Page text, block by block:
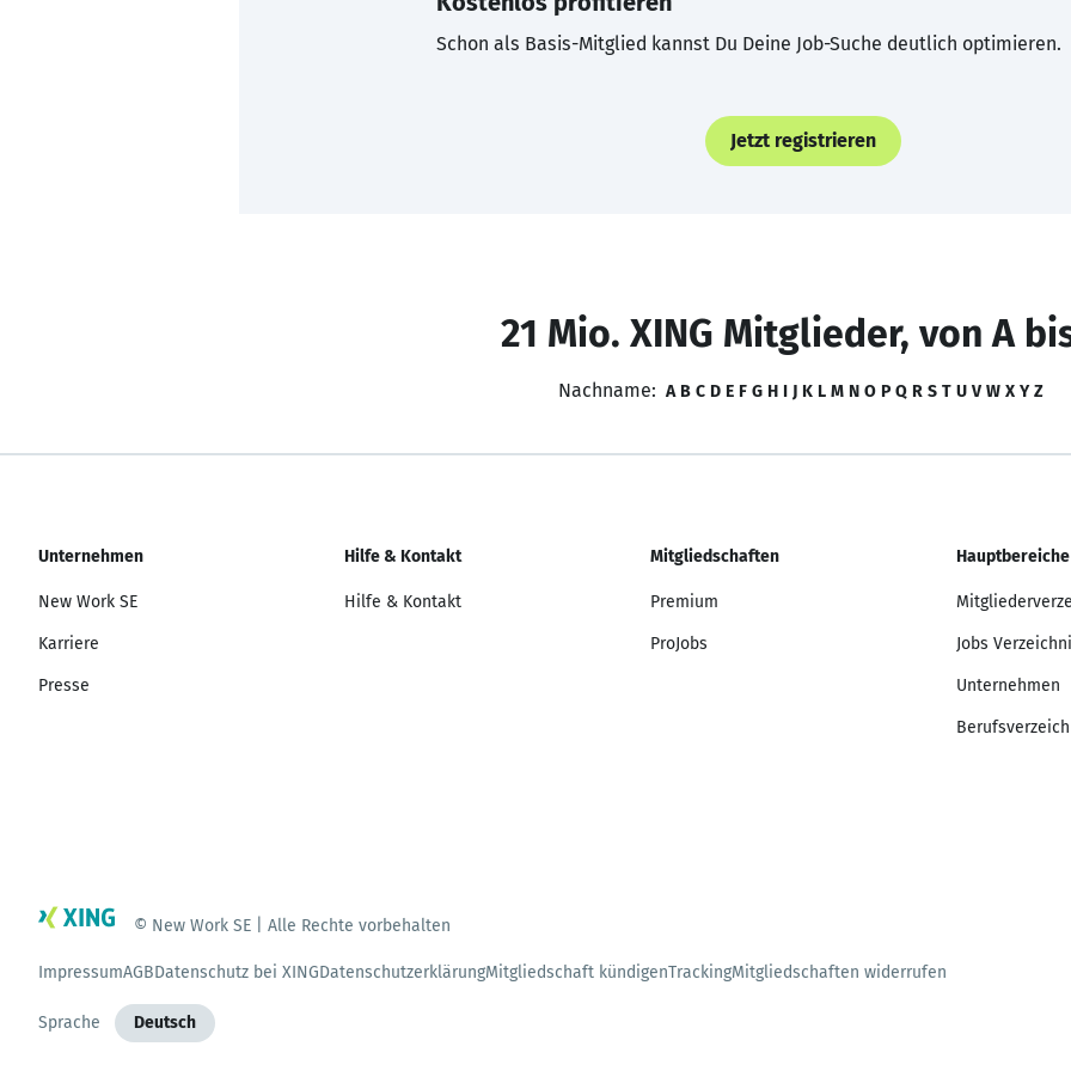
Schon als Basis-Mitglied kannst Du Deine Job-Suche deutlich optimieren.
Jetzt registrieren
21 Mio. XING Mitglieder, von A
Nachname: A B C D E F G H I J K L M N O P Q R S T U V W X Y Z
Unternehmen
New Work SE
Karriere
Presse
Hilfe & Kontakt
Hilfe & Kontakt
Mitgliedschaften
Premium
ProJobs
Hauptbereiche
Jobs
Unternehmen
© New Work SE | Alle Rechte vorbehalten
ImpressumAGBDatenschutz bei XINGDatenschutzerklärungMitgliedschaft kündigenTrackingMitgliedschaften widerrufen
Sprache Deutsch